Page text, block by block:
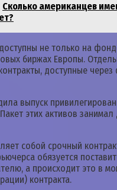
Сколько американцев
не только на
биржах Европы.
доступные
выпуск
этих активов
собой срочный
обязуется
а происходит это в
контракта.